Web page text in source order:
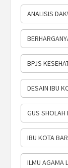
ANALISIS
BPJS
DESAIN IBU
GUS SHOLAH
IBU KOTA
ILMU AGAMA